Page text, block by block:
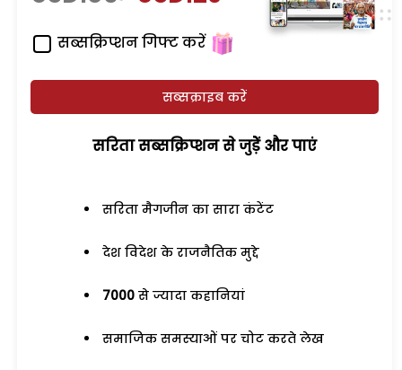
सब्सक्रिप्शन गिफ्ट करें
सब्सक्राइब करें
सरिता सब्सक्रिप्शन से जुड़ेें और पाएं
सरिता मैगजीन का सारा कंटेंट
देश विदेश के राजनैतिक मुद्दे
7000 से ज्यादा कहानियां
समाजिक समस्याओं पर चोट करते लेख